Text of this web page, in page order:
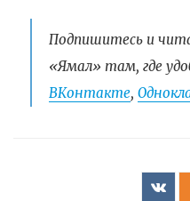
Подпишитесь и
«Ямал» там, где
ВКонтакте,